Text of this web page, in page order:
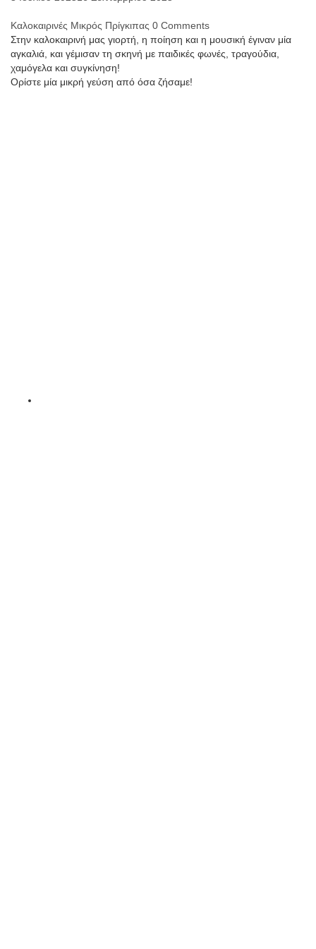
Καλοκαιρινές Μικρός Πρίγκιπας 0 Comments
Στην καλοκαιρινή μας γιορτή, η ποίηση και η μουσική έγιναν μία
αγκαλιά, και γέμισαν τη σκηνή με παιδικές φωνές, τραγούδια,
χαμόγελα και συγκίνηση!
Ορίστε μία μικρή γεύση από όσα ζήσαμε!